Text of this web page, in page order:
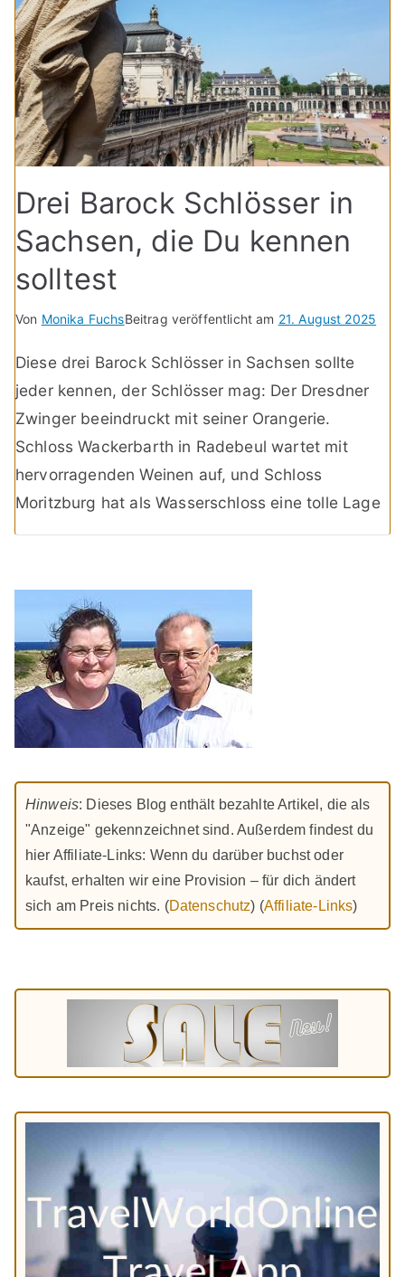
Drei Barock Schlösser in
Sachsen, die Du kennen
solltest
Von Monika FuchsBeitrag veröffentlicht am 21. August 2025
Diese drei Barock Schlösser in Sachsen sollte
jeder kennen, der Schlösser mag: Der Dresdner
Zwinger beeindruckt mit seiner Orangerie.
Schloss Wackerbarth in Radebeul wartet mit
hervorragenden Weinen auf, und Schloss
Moritzburg hat als Wasserschloss eine tolle Lage
Hinweis: Dieses Blog enthält bezahlte Artikel, die als
"Anzeige" gekennzeichnet sind. Außerdem findest du
hier Affiliate-Links: Wenn du darüber buchst oder
kaufst, erhalten wir eine Provision – für dich ändert
sich am Preis nichts. (Datenschutz) (Affiliate-Links)